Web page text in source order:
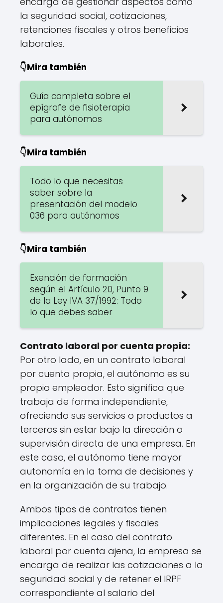
la seguridad social, cotizaciones,
retenciones fiscales y otros beneficios
laborales.
👇Mira también
Guía completa sobre el
epígrafe de fisioterapia
para autónomos
👇Mira también
Todo lo que necesitas
saber sobre la
presentación del modelo
036 para autónomos
👇Mira también
Exención de formación
según el Artículo 20, Punto 9
de la Ley IVA 37/1992: Todo
lo que debes saber
Contrato laboral por cuenta propia:
Por otro lado, en un contrato laboral
por cuenta propia, el autónomo es su
propio empleador. Esto significa que
trabaja de forma independiente,
ofreciendo sus servicios o productos a
terceros sin estar bajo la dirección o
supervisión directa de una empresa. En
este caso, el autónomo tiene mayor
autonomía en la toma de decisiones y
en la organización de su trabajo.
Ambos tipos de contratos tienen
implicaciones legales y fiscales
diferentes. En el caso del contrato
laboral por cuenta ajena, la empresa se
encarga de realizar las cotizaciones a la
seguridad social y de retener el IRPF
correspondiente al salario del